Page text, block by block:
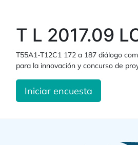
T L 2017.09
T55A1-T12C1 172 a 187 diálogo
para la innovación y concurso de
Iniciar encuesta